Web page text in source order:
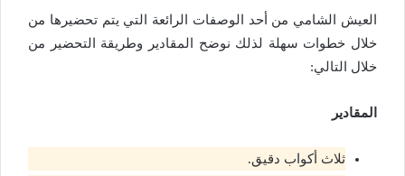
العيش الشامي من أحد الوصفات الرائعة التي يتم تحضيرها من
خلال خطوات سهلة لذلك نوضح المقادير وطريقة التحضير من
خلال التالي:
المقادير
ثلاث أكواب دقيق.